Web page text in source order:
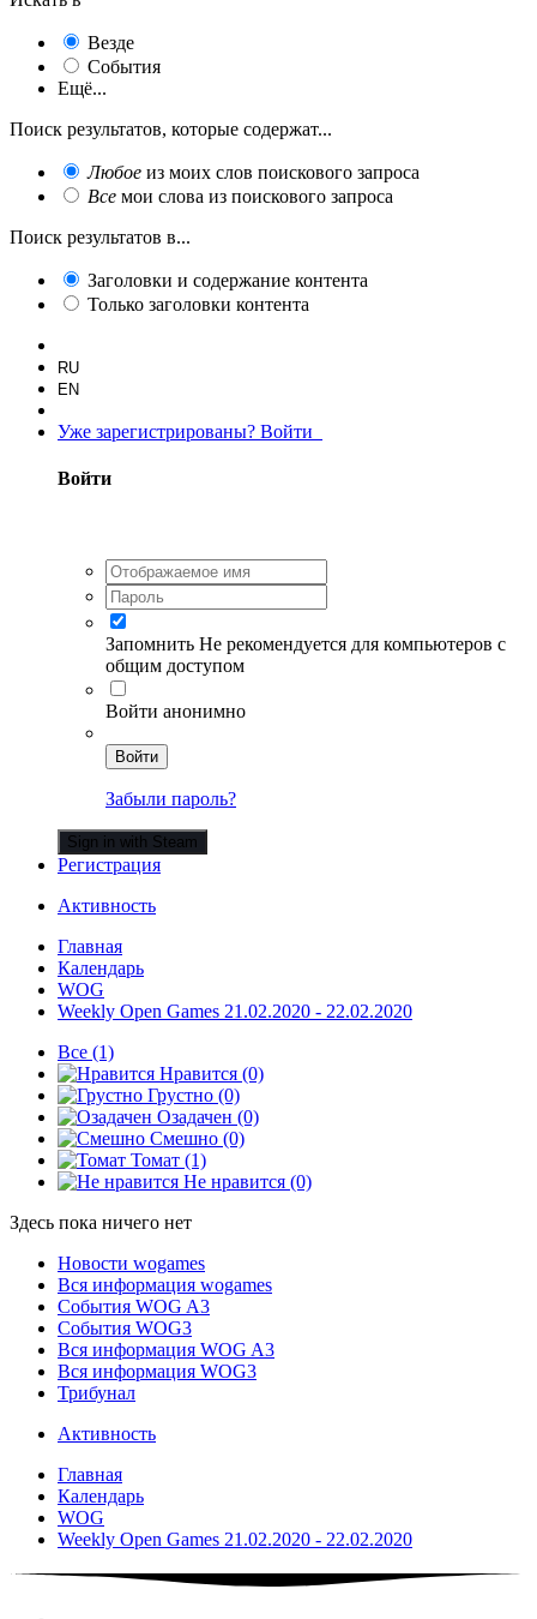
Везде
События
Ещё...
Поиск результатов, которые содержат...
Любое из моих слов поискового запроса
Все мои слова из поискового запроса
Поиск результатов в...
Заголовки и содержание контента
Только заголовки контента
RU
EN
Уже зарегистрированы? Войти
Войти
Запомнить Не рекомендуется для компьютеров с
общим доступом
Войти анонимно
Войти
Забыли пароль?
Sign in with Steam
Регистрация
Активность
Главная
Календарь
WOG
Weekly Open Games 21.02.2020 - 22.02.2020
Все (1)
Нравится (0)
Грустно (0)
Озадачен (0)
Смешно (0)
Томат (1)
Не нравится (0)
Здесь пока ничего нет
Новости wogames
Вся информация wogames
События WOG A3
События WOG3
Вся информация WOG A3
Вся информация WOG3
Трибунал
Активность
Главная
Календарь
WOG
Weekly Open Games 21.02.2020 - 22.02.2020